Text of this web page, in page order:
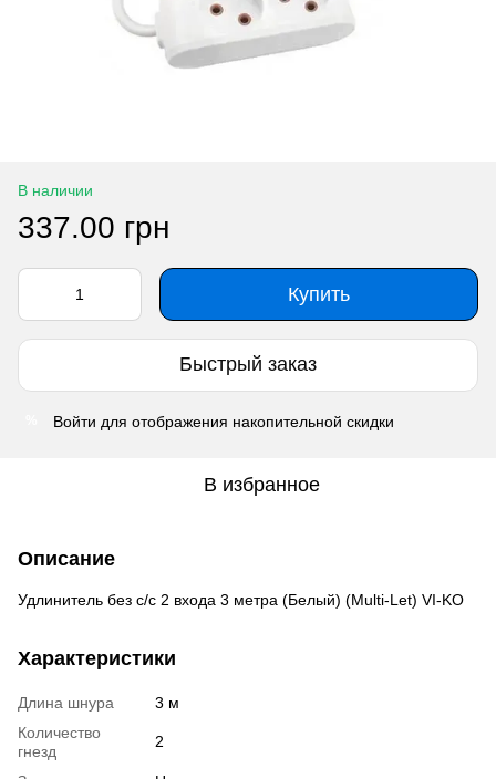
В наличии
337.00 грн
Купить
Быстрый заказ
Войти для отображения накопительной скидки
В избранное
Описание
Удлинитель без с/с 2 входа 3 метра (Белый) (Multi-Let) VI-KO
Характеристики
Длина шнура
3 м
Количество
гнезд
2